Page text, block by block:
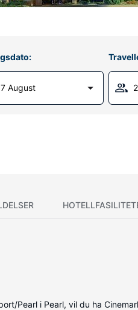
August
Pearl i Pearl, vil du ha